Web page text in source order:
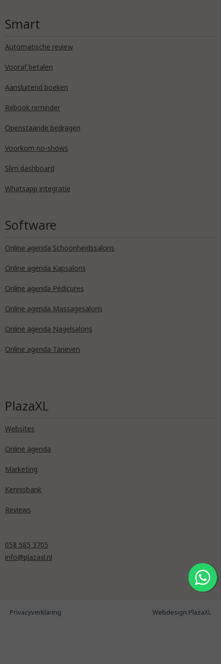
Smart
Automatische review
Vooraf betalen
Aansluitend boeken
Rebook reminder
Openstaande bedragen
Voorkom no-shows
Slim dashboard
Whatsapp integratie
Software
Online agenda Schoonheidssalons
Online agenda Kapsalons
Online agenda Pedicures
Online agenda Massagesalons
Online agenda Nagelsalons
Online agenda Tarieven
PlazaXL
Websites
Online agenda
Marketing
Kennisbank
Reviews
058 585 3705
info@plazaxl.nl
Privacyverklaring Webdesign PlazaXL